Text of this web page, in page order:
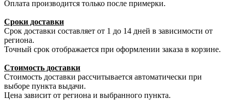
Оплата производится только после примерки.
Сроки доставки
Срок доставки составляет от 1 до 14 дней в зависимости от
региона.
Точный срок отображается при оформлении заказа в корзине.
Стоимость доставки
Стоимость доставки рассчитывается автоматически при
выборе пункта выдачи.
Цена зависит от региона и выбранного пункта.